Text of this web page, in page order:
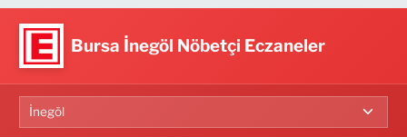
Bursa İnegöl Nöbetçi Eczaneler